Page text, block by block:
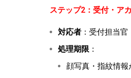
ステップ2：受付・ア
対応者 ：受付担当官
処理期限 ：
顔写真・指紋情報